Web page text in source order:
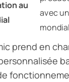
au
avec
prend en